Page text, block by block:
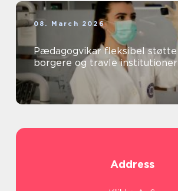
08. March 2026
Pædagogvikar fleksibel støtte til udsatte
borgere og travle institutioner
Address